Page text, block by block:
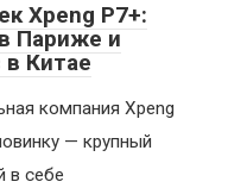
Xpeng P7+:
Париже и
Китае
компания Xpeng
— крупный
в себе